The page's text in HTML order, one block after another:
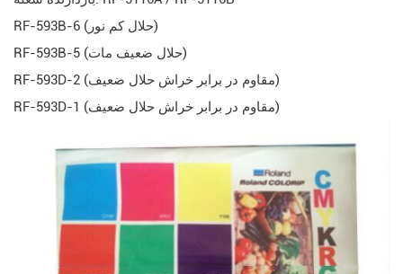
RF-593B-6 (حلال کم نور)
RF-593B-5 (حلال ضعیف مات)
RF-593D-2 (مقاوم در برابر خراش حلال ضعیف)
RF-593D-1 (مقاوم در برابر خراش حلال ضعیف)